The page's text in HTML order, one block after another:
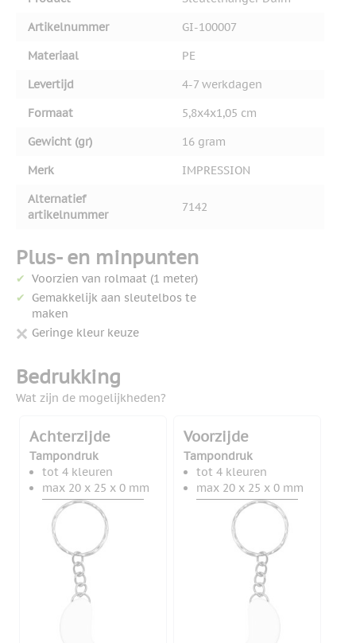
Artikelnummer
GI-100007
Materiaal
PE
Levertijd
4-7 werkdagen
Formaat
5,8x4x1,05 cm
Gewicht (gr)
16 gram
Merk
IMPRESSION
Alternatief
artikelnummer
7142
Plus- en minpunten
Voorzien van rolmaat (1 meter)
Gemakkelijk aan sleutelbos te
maken
Geringe kleur keuze
Bedrukking
Wat zijn de mogelijkheden?
Achterzijde
Tampondruk
tot 4 kleuren
max 20 x 25 x 0 mm
Voorzijde
Tampondruk
tot 4 kleuren
max 20 x 25 x 0 mm